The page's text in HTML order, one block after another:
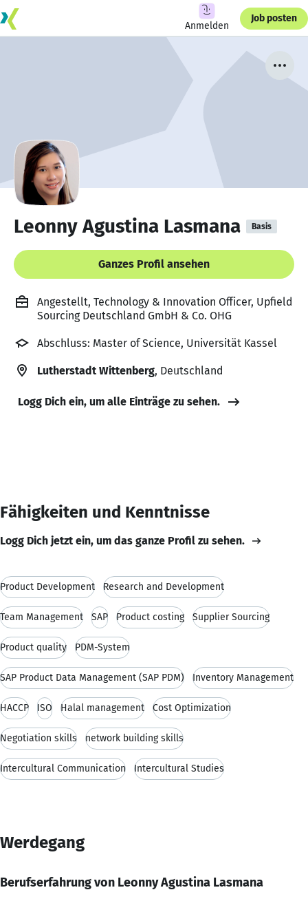
Anmelden
Job posten
Leonny Agustina Lasmana Basis
Ganzes Profil ansehen
Angestellt, Technology & Innovation Officer, Upfield
Sourcing Deutschland GmbH & Co. OHG
Abschluss: Master of Science, Universität Kassel
Lutherstadt Wittenberg, Deutschland
Logg Dich ein, um alle Einträge zu sehen.
Fähigkeiten und Kenntnisse
Logg Dich jetzt ein, um das ganze Profil zu sehen.
Product Development Research and Development
Team Management SAP Product costing Supplier Sourcing
Product quality PDM-System
SAP Product Data Management (SAP PDM) Inventory Management
HACCP ISO Halal management Cost Optimization
Negotiation skills network building skills
Intercultural Communication Intercultural Studies
Werdegang
Berufserfahrung von Leonny Agustina Lasmana